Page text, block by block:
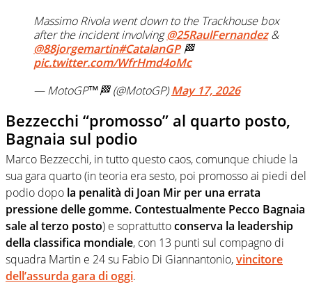
Massimo Rivola went down to the Trackhouse box
after the incident involving@25RaulFernandez&
@88jorgemartin#CatalanGP🏁
pic.twitter.com/WfrHmd4oMc
— MotoGP™🏁 (@MotoGP)May 17, 2026
Bezzecchi “promosso” al quarto posto,
Bagnaia sul podio
Marco Bezzecchi, in tutto questo caos, comunque chiude la
sua gara quarto (in teoria era sesto, poi promosso ai piedi del
podio dopo la penalità di Joan Mir per una errata
pressione delle gomme. Contestualmente Pecco Bagnaia
sale al terzo posto) e soprattuttoconserva la leadership
della classifica mondiale, con 13 punti sul compagno di
squadra Martin e 24 su Fabio Di Giannantonio,vincitore
dell’assurda gara di oggi.